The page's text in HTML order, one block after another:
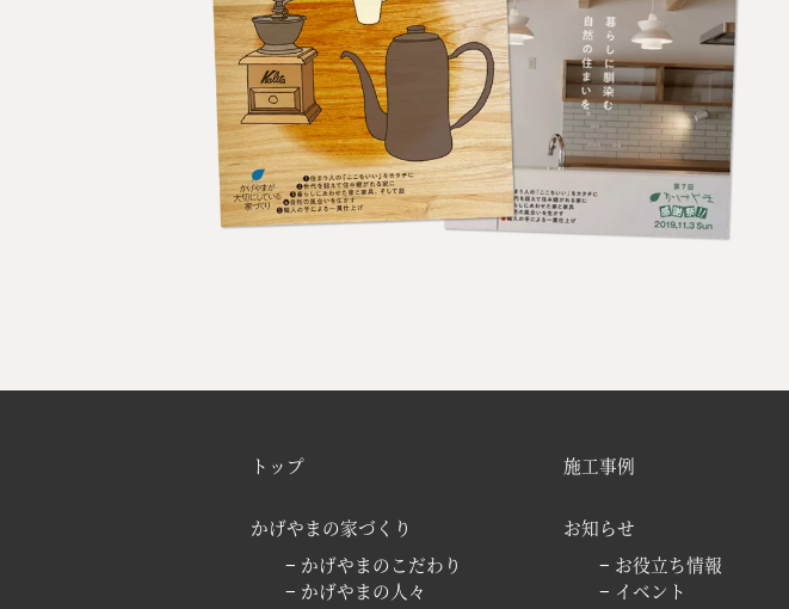
トップ
かげやまの家づくり
− かげやまのこだわり
− かげやまの人々
施工事例
お知らせ
− お役立ち情報
− イベント